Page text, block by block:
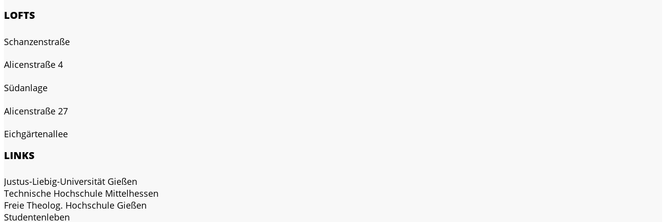
LOFTS
Schanzenstraße
Alicenstraße 4
Südanlage
Alicenstraße 27
Eichgärtenallee
LINKS
Justus-Liebig-Universität Gießen
Technische Hochschule Mittelhessen
Freie Theolog. Hochschule Gießen
Studentenleben